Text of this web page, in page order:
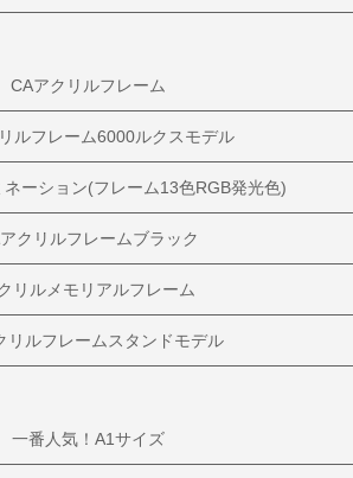
CAアクリルフレーム
ルフレーム6000ルクスモデル
ーション(フレーム13色RGB発光色)
クリルフレームブラック
リルメモリアルフレーム
リルフレームスタンドモデル
一番人気！A1サイズ